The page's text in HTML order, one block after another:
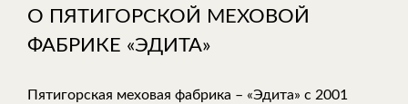
О ПЯТИГОРСКОЙ МЕХОВОЙ
ФАБРИКЕ «ЭДИТА»
Пятигорская меховая фабрика – «Эдита» с 2001